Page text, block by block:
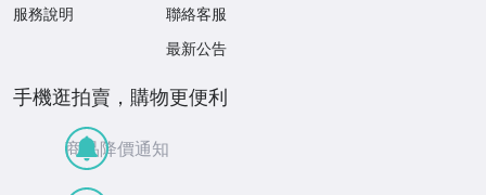
服務說明
聯絡客服
最新公告
手機逛拍賣，購物更便利
商品降價通知